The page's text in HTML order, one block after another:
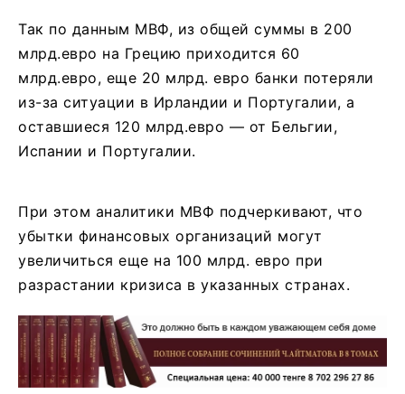
Так по данным МВФ, из общей суммы в 200
млрд.евро на Грецию приходится 60
млрд.евро, еще 20 млрд. евро банки потеряли
из-за ситуации в Ирландии и Португалии, а
оставшиеся 120 млрд.евро — от Бельгии,
Испании и Португалии.
При этом аналитики МВФ подчеркивают, что
убытки финансовых организаций могут
увеличиться еще на 100 млрд. евро при
разрастании кризиса в указанных странах.